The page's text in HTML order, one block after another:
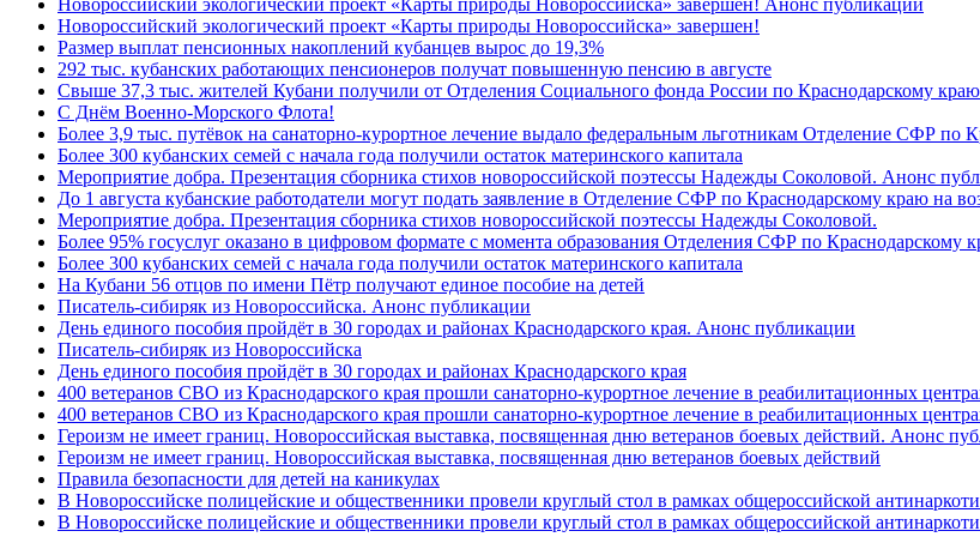
Новороссийский экологический проект «Карты природы Новороссийска» завершен!
Размер выплат пенсионных накоплений кубанцев вырос до 19,3%
292 тыс. кубанских работающих пенсионеров получат повышенную пенсию в августе
Свыше 37,3 тыс. жителей Кубани получили от Отделения Социального фонда России по Краснодарскому
C Днём Военно-Морского Флота!
Более 3,9 тыс. путёвок на санаторно-курортное лечение выдало федеральным льготникам Отделение СФР по
Более 300 кубанских семей с начала года получили остаток материнского капитала
Мероприятие добра. Презентация сборника стихов новороссийской поэтессы Надежды Соколовой. Анонс
До 1 августа кубанские работодатели могут подать заявление в Отделение СФР по Краснодарскому краю на
Мероприятие добра. Презентация сборника стихов новороссийской поэтессы Надежды Соколовой.
Более 95% госуслуг оказано в цифровом формате с момента образования Отделения СФР по Краснодарскому
Более 300 кубанских семей с начала года получили остаток материнского капитала
На Кубани 56 отцов по имени Пётр получают единое пособие на детей
Писатель-сибиряк из Новороссийска. Анонс публикации
День единого пособия пройдёт в 30 городах и районах Краснодарского края. Анонс публикации
Писатель-сибиряк из Новороссийска
День единого пособия пройдёт в 30 городах и районах Краснодарского края
400 ветеранов СВО из Краснодарского края прошли санаторно-курортное лечение в реабилитационных
400 ветеранов СВО из Краснодарского края прошли санаторно-курортное лечение в реабилитационных
Героизм не имеет границ. Новороссийская выставка, посвященная дню ветеранов боевых действий. Анонс
Героизм не имеет границ. Новороссийская выставка, посвященная дню ветеранов боевых действий
Правила безопасности для детей на каникулах
В Новороссийске полицейские и общественники провели круглый стол в рамках общероссийской
В Новороссийске полицейские и общественники провели круглый стол в рамках общероссийской